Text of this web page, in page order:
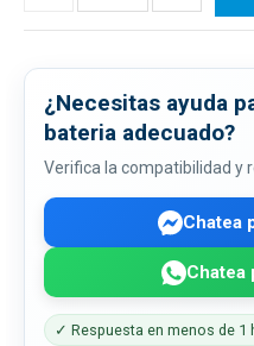
¿Necesitas ayuda
bateria adecuado?
Verifica la compatibilidad y
Chatea
Chatea
✓ Respuesta en menos de 1